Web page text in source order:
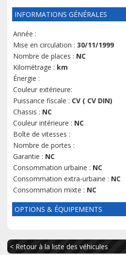
INFORMATIONS GÉNÉRALES
Année :
Mise en circulation : 30/11/1999
Nombre de places : NC
Kilométrage : km
Énergie :
Couleur extérieure:
Puissance fiscale : CV ( CV DIN)
Chassis : NC
Couleur intérieure : NC
Boîte de vitesses :
Nombre de portes :
Garantie : NC
Consommation urbaine : NC
Consommation extra-urbaine : NC
Consommation mixte : NC
OPTIONS & ÉQUIPEMENTS
< Retour à la liste des véhicules